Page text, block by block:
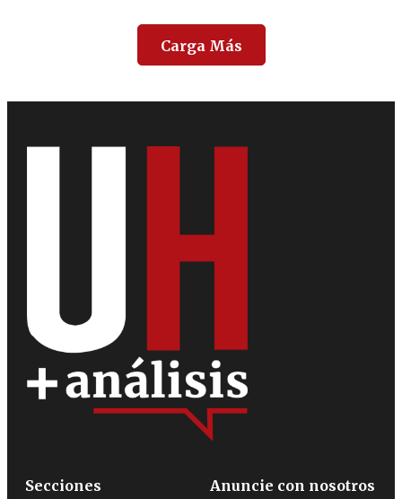
Carga Más
Secciones
Anuncie con nosotros